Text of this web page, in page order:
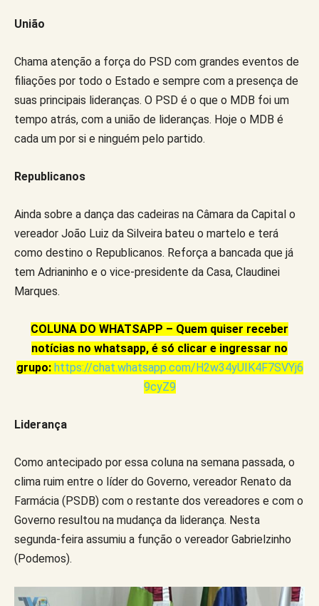
União
Chama atenção a força do PSD com grandes eventos de
filiações por todo o Estado e sempre com a presença de
suas principais lideranças. O PSD é o que o MDB foi um
tempo atrás, com a união de lideranças. Hoje o MDB é
cada um por si e ninguém pelo partido.
Republicanos
Ainda sobre a dança das cadeiras na Câmara da Capital o
vereador João Luiz da Silveira bateu o martelo e terá
como destino o Republicanos. Reforça a bancada que já
tem Adrianinho e o vice-presidente da Casa, Claudinei
Marques.
COLUNA DO WHATSAPP – Quem quiser receber
notícias no whatsapp, é só clicar e ingressar no
grupo: https://chat.whatsapp.com/H2w34yUIK4F7SVYj6
9cyZ9
Liderança
Como antecipado por essa coluna na semana passada, o
clima ruim entre o líder do Governo, vereador Renato da
Farmácia (PSDB) com o restante dos vereadores e com o
Governo resultou na mudança da liderança. Nesta
segunda-feira assumiu a função o vereador Gabrielzinho
(Podemos).